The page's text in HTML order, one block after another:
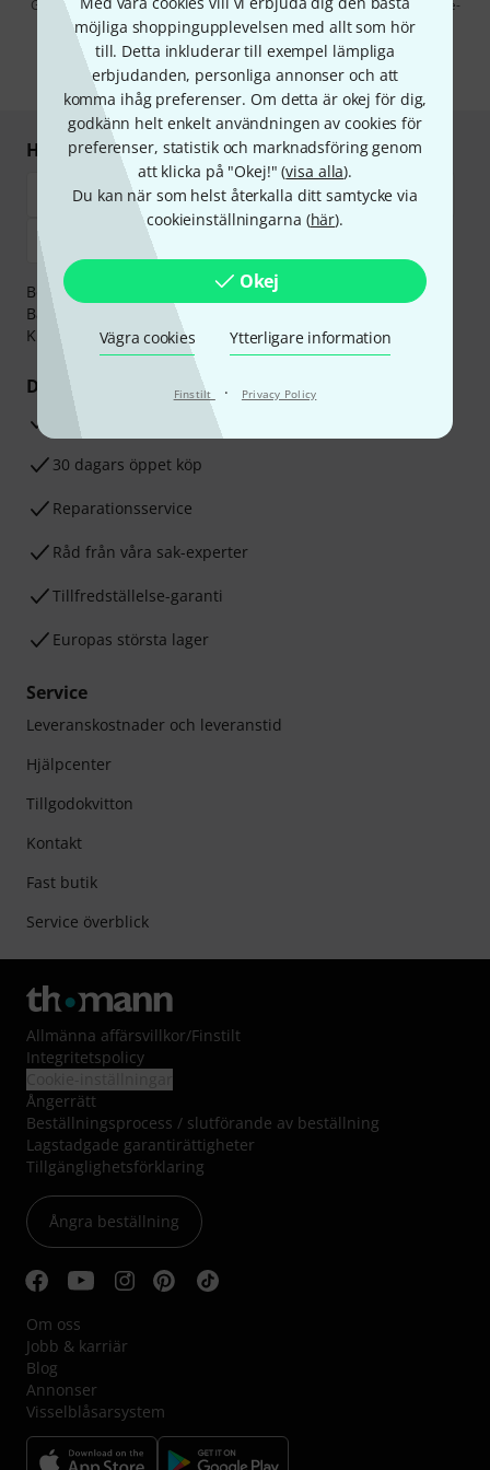
möjliga shoppingupplevelsen med allt som hör
till. Detta inkluderar till exempel lämpliga
erbjudanden, personliga annonser och att
komma ihåg preferenser. Om detta är okej för dig,
godkänn helt enkelt användningen av cookies för
preferenser, statistik och marknadsföring genom
att klicka på "Okej!" (visa alla).
Du kan när som helst återkalla ditt samtycke via
cookieinställningarna (här).
Okej
Vägra cookies Ytterligare information
Finstilt · Privacy Policy
Genom att klicka på "Registrera dig nu" samtycker jag till att ta emot e-
postreklam. Avregistrering är möjlig när som helst. Du finner mer
information om nyhetsbrevet i vår
* Nödvändig
Handla och betala säkert
Betalningen kan göras tryggt och säkert med
Banköverföring, PayPal,
Kreditkort.
Dina fördelar
30 dagars öppet köp
Reparationsservice
Råd från våra sak-experter
Tillfredställelse-garanti
Europas största lager
Service
Leveranskostnader och leveranstid
Hjälpcenter
Tillgodokvitton
Kontakt
Fast butik
Service överblick
Allmänna affärsvillkor/Finstilt
Integritetspolicy
Ångerrätt
Beställningsprocess / slutförande av beställning
Lagstadgade garantirättigheter
Tillgänglighetsförklaring
Ångra beställning
Om oss
Jobb & karriär
Blog
Annonser
Visselblåsarsystem